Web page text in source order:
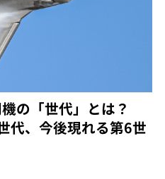
の「世代」とは？
、今後現れる第6世